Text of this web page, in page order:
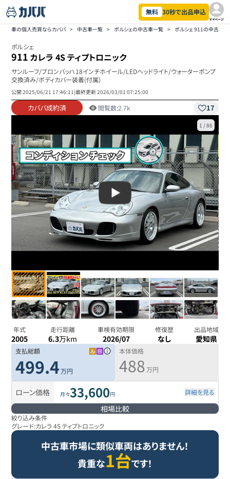
無料 30秒で出品申込
マイページ
車の個人売買ならカババ > 中古車一覧 > ポルシェの中古車一覧 > ポルシェ 911の中古車
ポルシェ
911 カレラ 4S ティプトロニック
サンルーフ/ブロンバッハ18インチホイール/LEDヘッドライト/ウォーターポンプ
交換済み/ボディカバー装着(付属)
公開2025/06/21 17:46:11|最終更新2026/03/01 07:25:00
カババ成約済 閲覧数:2.7k 17
1 /86
年式
2005
走行距離
6.3万km
車検有効期限
2026/07
修復歴
なし
出品地域
愛知県
支払総額
499.4 万円
本体価格
488 万円
ローン価格 月々33,600円 詳細を見る
相場比較
絞り込み条件
グレード:カレラ 4S ティプトロニック
中古車市場に類似車両はありません！
貴重な1台です！